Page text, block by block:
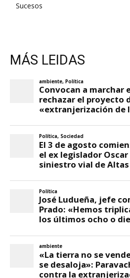
Sucesos
MÁS LEIDAS